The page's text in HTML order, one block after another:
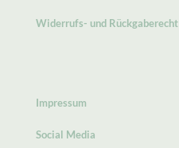
Widerrufs- und Rückgaberecht
Impressum
Social Media